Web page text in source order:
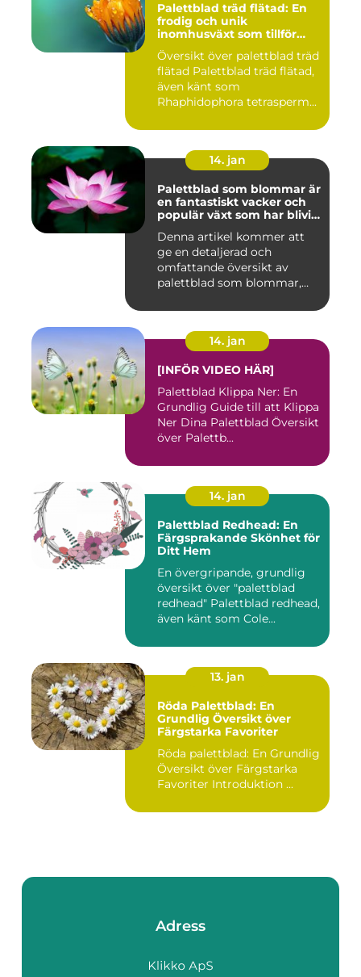
Palettblad träd flätad: En
frodig och unik
inomhusväxt som tillför
färg till ditt hem
Översikt över palettblad träd
flätad Palettblad träd flätad,
även känt som
Rhaphidophora tetrasperm...
14. jan
Palettblad som blommar är
en fantastiskt vacker och
populär växt som har blivit
trädgårdsentusiaster runt
om i världen
Denna artikel kommer att
ge en detaljerad och
omfattande översikt av
palettblad som blommar,
14. jan
[INFÖR VIDEO HÄR]
Palettblad Klippa Ner: En
Grundlig Guide till att Klippa
Ner Dina Palettblad Översikt
över Palettb...
14. jan
Palettblad Redhead: En
Färgsprakande Skönhet för
Ditt Hem
En övergripande, grundlig
översikt över "palettblad
redhead" Palettblad redhead,
även känt som Cole...
13. jan
Röda Palettblad: En
Grundlig Översikt över
Färgstarka Favoriter
Röda palettblad: En Grundlig
Översikt över Färgstarka
Favoriter Introduktion ...
Adress